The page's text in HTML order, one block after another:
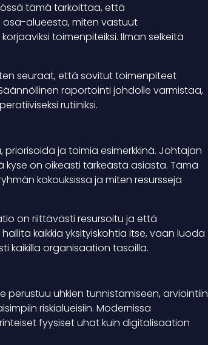
tämä tarkoittaa, että
osa-alueesta, miten vastuut
toimenpiteiksi. Ilman selkeitä
seuraat, että sovitut toimenpiteet
raportointi johdolle varmistaa,
rutiiniksi.
ja toimia esimerkkinä. Johtajan
on oikeasti tärkeästä asiasta. Tämä
kokouksissa ja miten resursseja
on riittävästi resursoitu ja että
kaikkia yksityiskohtia itse, vaan luoda
kaikilla organisaation tasoilla.
perustuu uhkien tunnistamiseen, arviointiin
riskialueisiin. Modernissa
fyysiset uhat kuin digitalisaation